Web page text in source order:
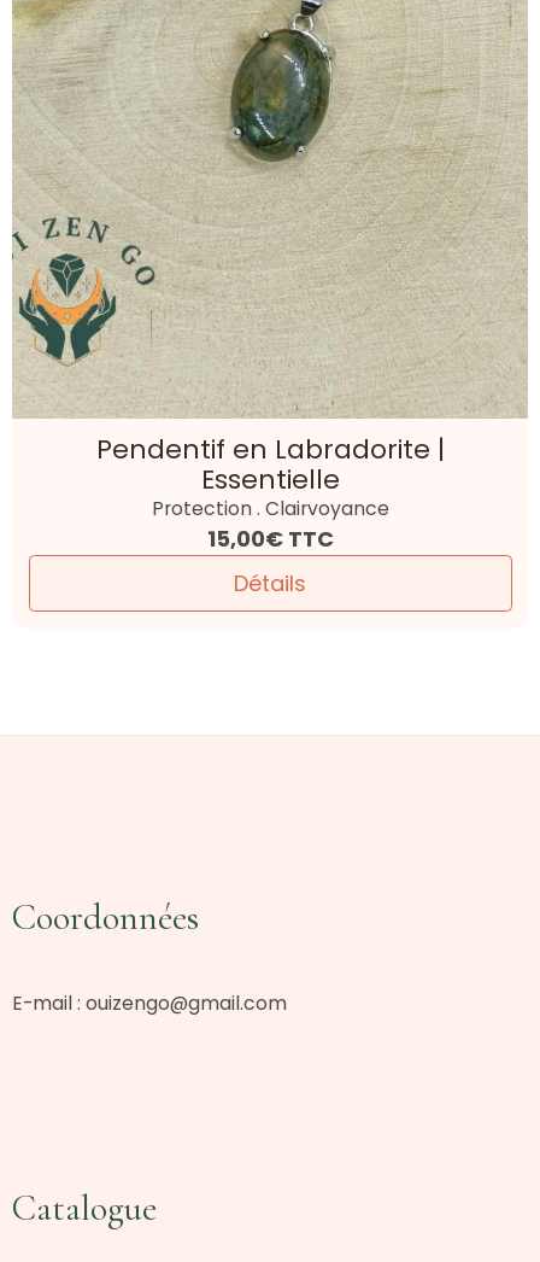
Pendentif en Labradorite |
Essentielle
Protection . Clairvoyance
15,00€ TTC
Détails
Coordonnées
E-mail : ouizengo@gmail.com
Catalogue